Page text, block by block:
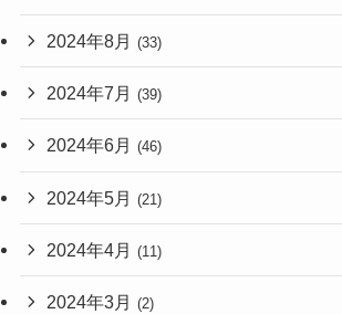
2024年8月 (33)
2024年7月 (39)
2024年6月 (46)
2024年5月 (21)
2024年4月 (11)
2024年3月 (2)